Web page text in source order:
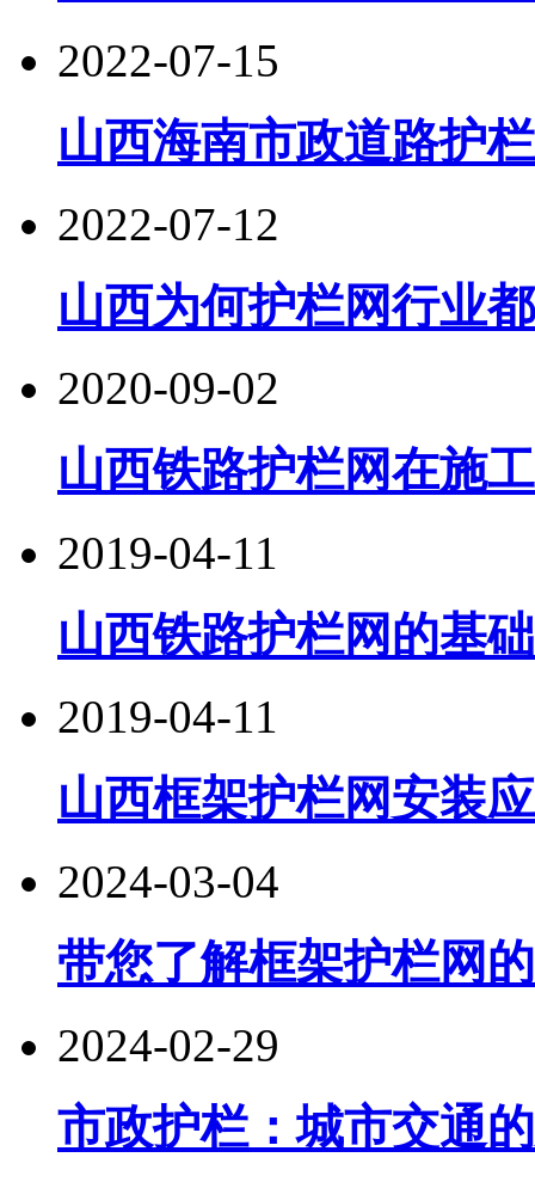
2022-07-15
山西海南市政道路护
2022-07-12
山西为何护栏网行业
2020-09-02
山西铁路护栏网在施
2019-04-11
山西铁路护栏网的基
2019-04-11
山西框架护栏网安装
2024-03-04
带您了解框架护栏网
2024-02-29
市政护栏：城市交通